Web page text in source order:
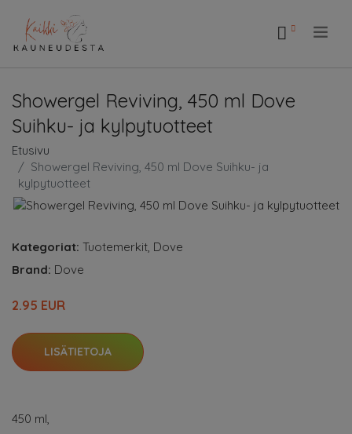
Showergel Reviving, 450 ml Dove
Suihku- ja kylpytuotteet
Etusivu
Showergel Reviving, 450 ml Dove Suihku- ja
kylpytuotteet
Kategoriat: Tuotemerkit Dove
Brand: Dove
2.95 EUR
LISÄTIETOJA
450 ml,